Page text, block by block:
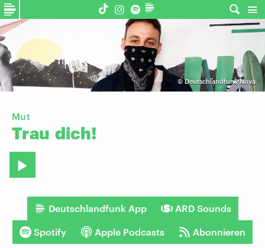
©Deutschlandfunk Nova
Mut
Trau dich!
Deutschlandfunk App ARD Sounds
Spotify Apple Podcasts Abonnieren